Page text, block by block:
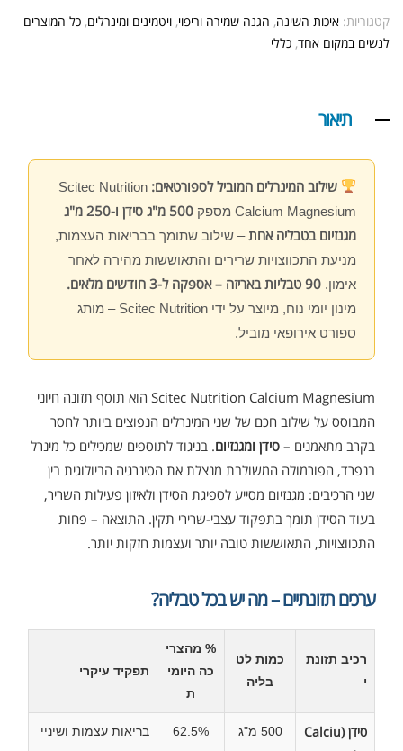
קטגוריות: איכות השינה, הגנה שמירה וריפוי, ויטמינים ומינרלים, כל המוצרים
לנשים במקום אחד, כללי
תיאור
שילוב המינרלים המוביל לספורטאים: Scitec Nutrition
Calcium Magnesium מספק
500 מ"ג סידן ו-250 מ"ג
מגנזיום בטבליה אחת– שילוב שתומך בבריאות העצמות,
מניעת התכווצויות שרירים והתאוששות מהירה לאחר
אימון. 90 טבליות באריזה – אספקה ל-3 חודשים מלאים.
מינון יומי נוח, מיוצר על ידי Scitec Nutrition – מותג
ספורט אירופאי מוביל.
Scitec Nutrition Calcium Magnesium הוא תוסף תזונה חיוני
המבוסס על שילוב חכם של שני המינרלים הנפוצים ביותר לחסר
בקרב מתאמנים – סידן ומגנזיום. בניגוד לתוספים שמכילים כל מינרל
בנפרד, הפורמולה המשולבת מנצלת את הסינרגיה הביולוגית בין
שני הרכיבים: מגנזיום מסייע לספיגת הסידן ולאיזון פעילות השריר,
בעוד הסידן תומך בתפקוד עצבי-שרירי תקין. התוצאה – פחות
התכווצויות, התאוששות טובה יותר ועצמות חזקות יותר.
ערכים תזונתיים – מה יש בכל טבליה?
רכיב תזונת
י
כמות לט
בליה
% מהצרי
כה היומי
ת
תפקיד עיקרי
סידן (Calciu
500 מ"ג 62.5%
בריאות עצמות ושיניי